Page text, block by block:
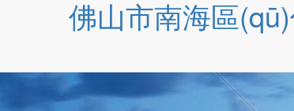
佛山市南海區